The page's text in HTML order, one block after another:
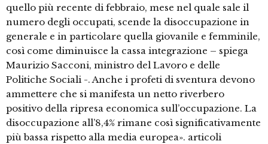
quello più recente di febbraio, mese nel quale sale il
numero degli occupati, scende la disoccupazione in
generale e in particolare quella giovanile e femminile,
così come diminuisce la cassa integrazione – spiega
Maurizio Sacconi, ministro del Lavoro e delle
Politiche Sociali -. Anche i profeti di sventura devono
ammettere che si manifesta un netto riverbero
positivo della ripresa economica sull’occupazione. La
disoccupazione all’8,4% rimane così significativamente
più bassa rispetto alla media europea». articoli